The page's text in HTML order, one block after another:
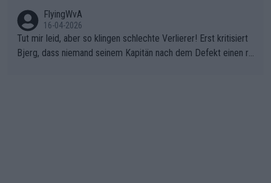
FlyingWvA
16-04-2026
Tut mir leid, aber so klingen schlechte Verlierer! Erst kritisiert
Bjerg, dass niemand seinem Kapitän nach dem Defekt einen ro